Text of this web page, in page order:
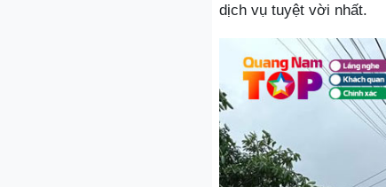
dịch vụ tuyệt vời nhất.